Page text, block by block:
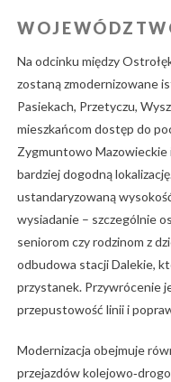
Na odcinku między
zostaną zmodernizowane
Pasiekach, Przetyczu,
mieszkańcom dostęp do
Zygmuntowo
bardziej dogodną
ustandaryzowaną
wysiadanie – szczególnie
seniorom czy rodzinom z
odbudowa stacji Dalekie,
przystanek. Przywrócenie
przepustowość linii i
Modernizacja obejmuje
przejazdów